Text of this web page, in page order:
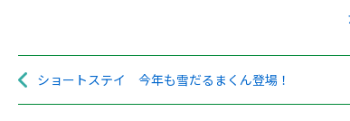
ショートステイ 今年も雪だるまくん登場！